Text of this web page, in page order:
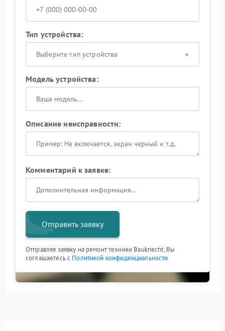
Тип устройства:
Выберите тип устройства
Модель устройства:
Описание неисправности:
Комментарий к заявке:
Отправить заявку
Отправляя заявку на ремонт техники Bauknecht, Вы
соглашаетесь с Политикой конфиденциальности